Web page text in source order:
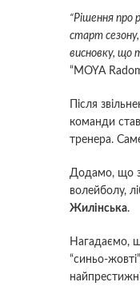
“Рішення про
старт
висновку, що
“MOYA
Після
команди став
тренера.
Додамо, що з
волейболу,
Жилінська.
Нагадаємо,
“синьо-